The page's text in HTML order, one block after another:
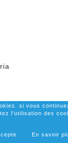
si vous
l'utilisation des
En savoir